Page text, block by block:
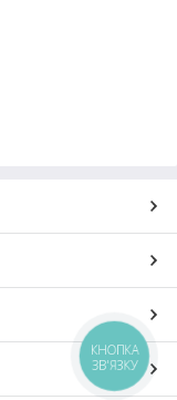
КНОПКА
ЗВ'ЯЗКУ